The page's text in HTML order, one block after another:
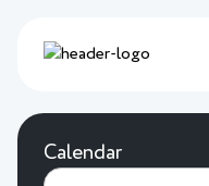
Calendar